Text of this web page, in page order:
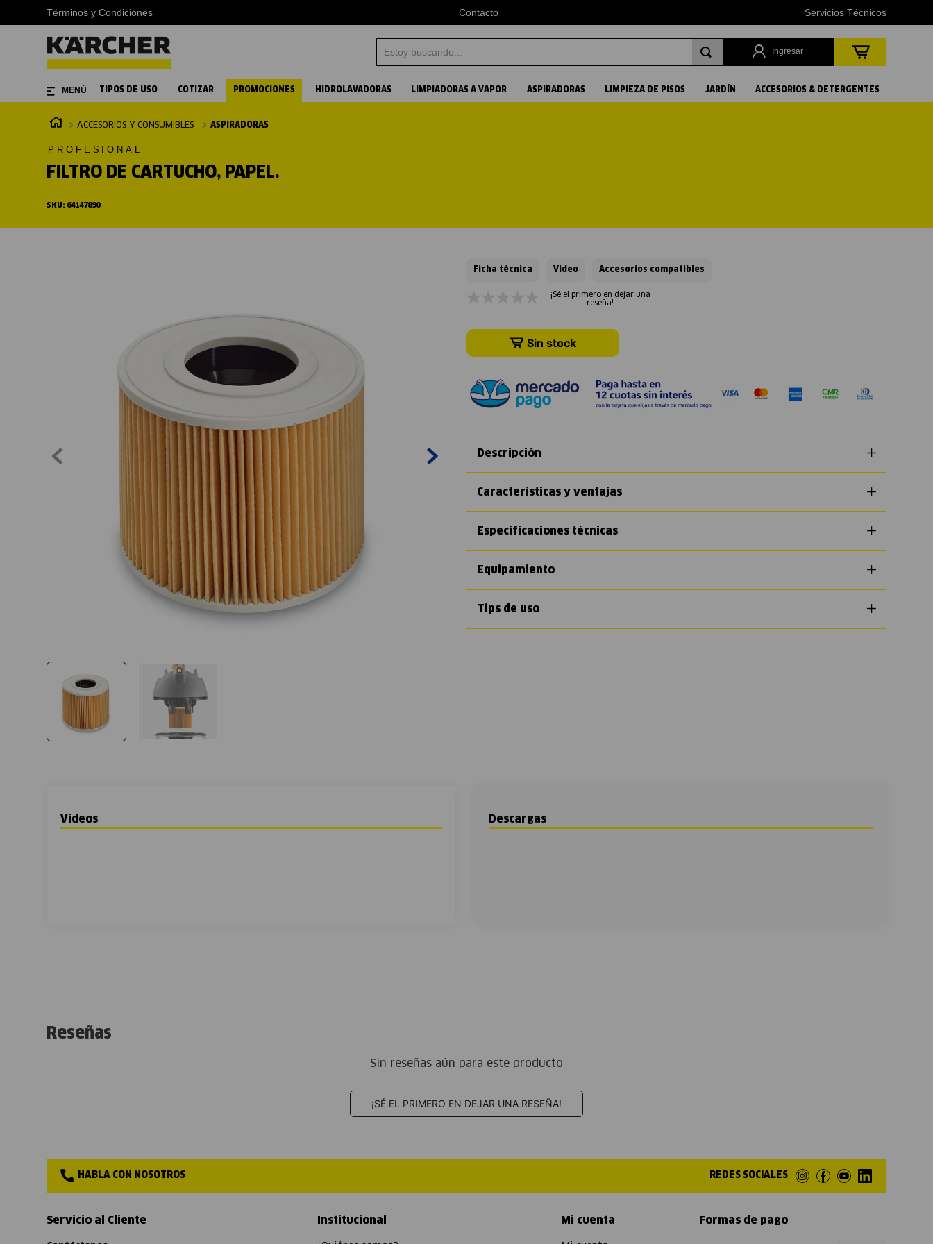
Términos y Condiciones Contacto Servicios Técnicos
Ingresar
TIPOS DE USO COTIZAR PROMOCIONES HIDROLAVADORAS LIMPIADORAS A VAPOR ASPIRADORAS LIMPIEZA DE PISOS JARDÍN ACCESORIOS & DETERGENTES
ACCESORIOS Y CONSUMIBLES ASPIRADORAS
PROFESIONAL
FILTRO DE CARTUCHO, PAPEL.
SKU: 64147890
Ficha técnica Video Accesorios compatibles
¡Sé el primero en dejar una
reseña!
Sin stock
Descripción
Características y ventajas
Especificaciones técnicas
Equipamiento
Tips de uso
Videos Descargas
Reseñas
Sin reseñas aún para este producto
¡SÉ EL PRIMERO EN DEJAR UNA RESEÑA!
HABLA CON NOSOTROS REDES SOCIALES
Servicio al Cliente Institucional Mi cuenta Formas de pago
Términos más buscados